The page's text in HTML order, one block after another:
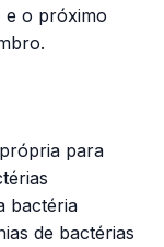
e o próximo
para
bactéria
de bactérias